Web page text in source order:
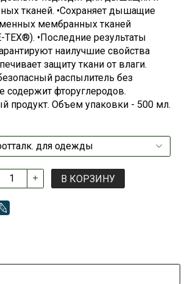
тканей. •Сохраняет дышащие
мембранных тканей
TEX®). •Последние результаты
наилучшие свойства
защиту ткани от влаги.
распылитель без
содержит фторуглеродов.
продукт. Объем упаковки - 500 мл.
В КОРЗИНУ